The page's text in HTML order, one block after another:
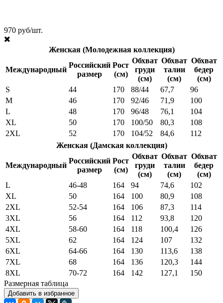
970 руб/шт.
Женская (Молодежная коллекция)
Международный
Российский
размер
Рост
(см)
Обхват
груди
(см)
Обхват
талии
(см)
Обхват
бедер
(см)
S
44 170 88/44 67,7
96
M
46 170 92/46 71,9
100
L
48 170 96/48 76,1
104
XL
50 170 100/50 80,3
108
2XL
52 170 104/52 84,6
112
Женская (Дамская коллекция)
Международный
Российский
размер
Рост
(см)
Обхват
груди
(см)
Обхват
талии
(см)
Обхват
бедер
(см)
L
46-48 164 94 74,6
102
XL
50 164 100 80,9
108
2XL
52-54 164 106 87,3
114
3XL
56 164 112 93,8
120
4XL
58-60 164 118 100,4
126
5XL
62 164 124 107
132
6XL
64-66 164 130 113,6
138
7XL
68 164 136 120,3
144
8XL
70-72 164 142 127,1
150
Размерная таблица
Добавить в избранное